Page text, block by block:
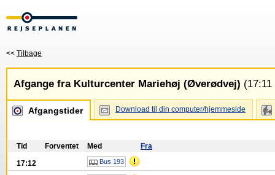
<< Tilbage
Afgange fra Kulturcenter Mariehøj (Øverødvej)
Afgangstider Download til din computer/hjemmeside
Tid Forventet Med
Fra
17:12
Bus 193